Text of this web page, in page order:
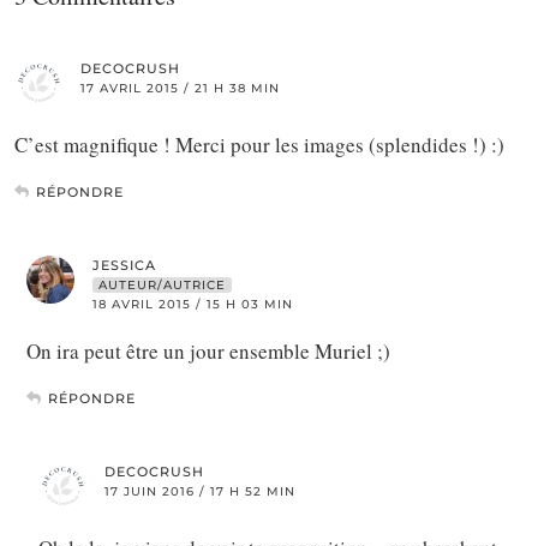
DECOCRUSH
17 AVRIL 2015 / 21 H 38 MIN
C’est magnifique ! Merci pour les images (splendides !) :)
RÉPONDRE
JESSICA
AUTEUR/AUTRICE
18 AVRIL 2015 / 15 H 03 MIN
On ira peut être un jour ensemble Muriel ;)
RÉPONDRE
DECOCRUSH
17 JUIN 2016 / 17 H 52 MIN